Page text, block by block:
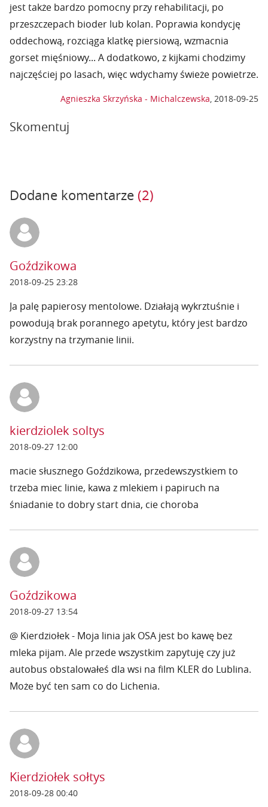
jest także bardzo pomocny przy rehabilitacji, po
przeszczepach bioder lub kolan. Poprawia kondycję
oddechową, rozciąga klatkę piersiową, wzmacnia
gorset mięśniowy... A dodatkowo, z kijkami chodzimy
najczęściej po lasach, więc wdychamy świeże powietrze.
Agnieszka Skrzyńska - Michalczewska, 2018-09-25
Skomentuj
Dodane komentarze (2)
Goździkowa
2018-09-25 23:28
Ja palę papierosy mentolowe. Działają wykrztuśnie i
powodują brak porannego apetytu, który jest bardzo
korzystny na trzymanie linii.
kierdziolek soltys
2018-09-27 12:00
macie słusznego Goździkowa, przedewszystkiem to
trzeba miec linie, kawa z mlekiem i papiruch na
śniadanie to dobry start dnia, cie choroba
Goździkowa
2018-09-27 13:54
@ Kierdziołek - Moja linia jak OSA jest bo kawę bez
mleka pijam. Ale przede wszystkim zapytuję czy już
autobus obstalowałeś dla wsi na film KLER do Lublina.
Może być ten sam co do Lichenia.
Kierdziołek sołtys
2018-09-28 00:40